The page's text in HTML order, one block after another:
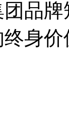
品
身